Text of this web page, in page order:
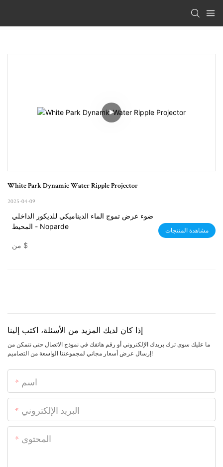
White Park Dynamic Water Ripple Projector
2025-04-09
ضوء عرض تموج الماء الديناميكي للديكور الداخلي
المحيط - Noparde
$
مشاهدة المنتجات
إذا كان لديك المزيد من الأسئلة، اكتب إلينا
ما عليك سوى ترك بريدك الإلكتروني أو رقم هاتفك في نموذج الاتصال حتى نتمكن من
إرسال عرض أسعار مجاني لمجموعتنا الواسعة من التصاميم!
اسم
البريد الإلكتروني
المحتوى